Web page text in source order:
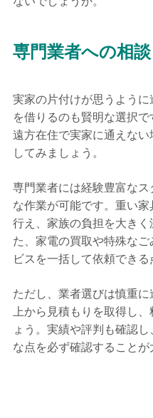
専門業者への相
実家の片付けが思うよう
を借りるのも賢明な選択で
遠方在住で実家に通えな
してみましょう。
専門業者には経験豊富な
な作業が可能です。重い
行え、家族の負担を大き
た、家電の買取や特殊な
ビスを一括して依頼できる
ただし、業者選びは慎重
上から見積もりを取得し
ょう。実績や評判も確認
な点を必ず確認することが